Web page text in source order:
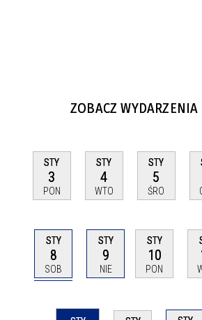
ZOBACZ
STY
3
PON
STY
4
WTO
STY
5
ŚRO
STY
8
SOB
STY
9
NIE
STY
10
PON